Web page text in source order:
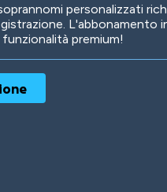
personalizzati
L'abbonamento
funzionalità premium!